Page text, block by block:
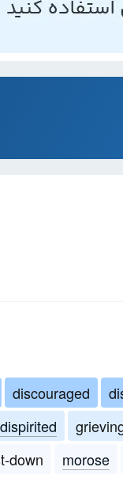
discouraged
dispirited
down morose